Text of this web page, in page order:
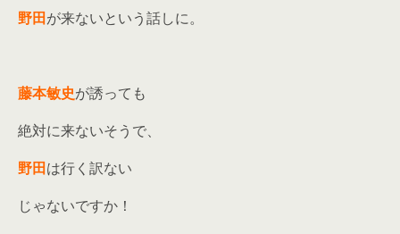
野田が来ないという話しに。
藤本敏史が誘っても
絶対に来ないそうで、
野田は行く訳ない
じゃないですか！